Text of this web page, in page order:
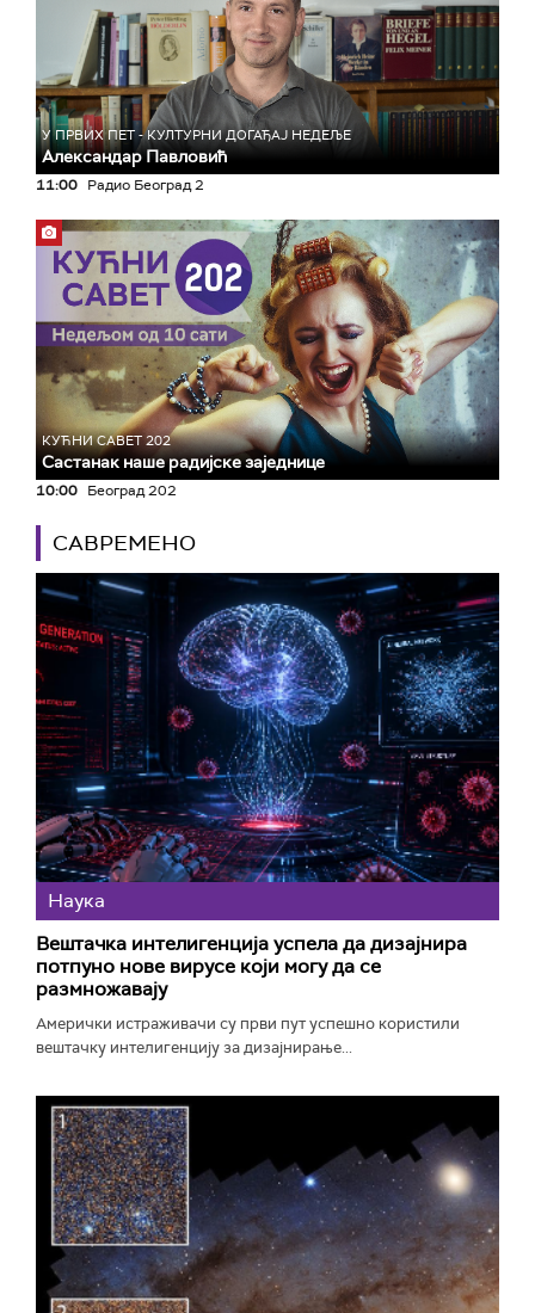
У ПРВИХ ПЕТ - КУЛТУРНИ ДОГАЂАЈ НЕДЕЉЕ
Александар Павловић
11:00 Радио Београд 2
КУЋНИ САВЕТ 202
Састанак наше радијске заједнице
10:00 Београд 202
САВРЕМЕНО
Наука
Вештачка интелигенција успела да дизајнира
потпуно нове вирусе који могу да се
размножавају
Амерички истраживачи су први пут успешно користили
вештачку интелигенцију за дизајнирање...